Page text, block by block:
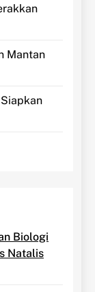
Mantan
Biologi
Natalis